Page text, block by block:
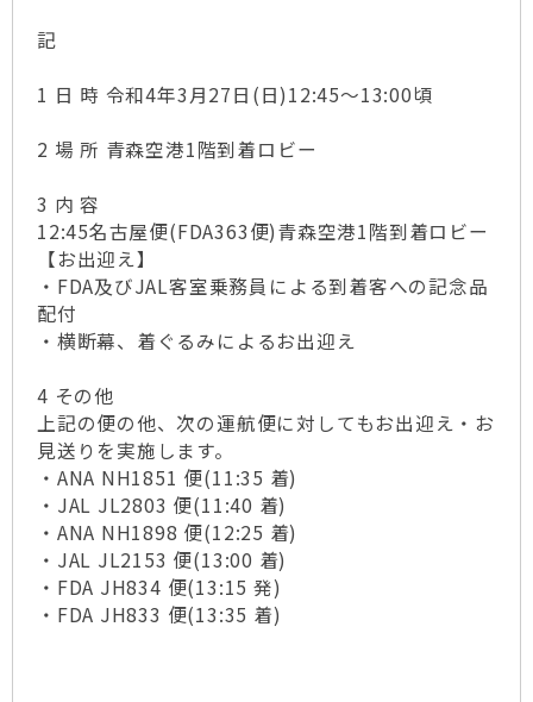
記
1 日 時 令和4年3月27日(日)12:45～13:00頃
2 場 所 青森空港1階到着ロビー
3 内 容
12:45名古屋便(FDA363便)青森空港1階到着ロビー
【お出迎え】
・FDA及びJAL客室乗務員による到着客への記念品
配付
・横断幕、着ぐるみによるお出迎え
4 その他
上記の便の他、次の運航便に対してもお出迎え・お
見送りを実施します。
・ANA NH1851 便(11:35 着)
・JAL JL2803 便(11:40 着)
・ANA NH1898 便(12:25 着)
・JAL JL2153 便(13:00 着)
・FDA JH834 便(13:15 発)
・FDA JH833 便(13:35 着)